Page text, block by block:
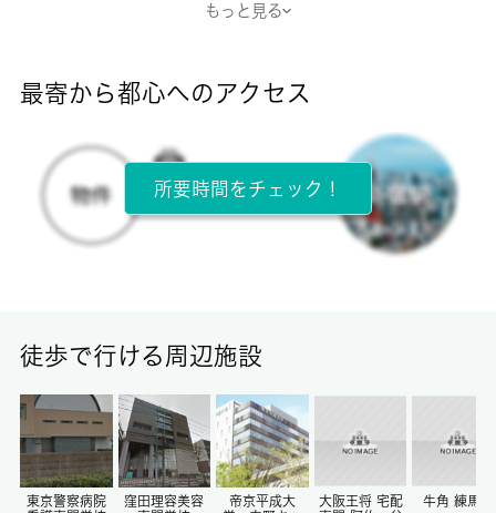
所在階
1階 / 4階建
-
償却/敷引
-/-
もっと見る
最寄から都心へのアクセス
所要時間をチェック！
徒歩で行ける周辺施設
東京警察病院
窪田理容美容
帝京平成大
大阪王将 宅配
牛角 練馬店